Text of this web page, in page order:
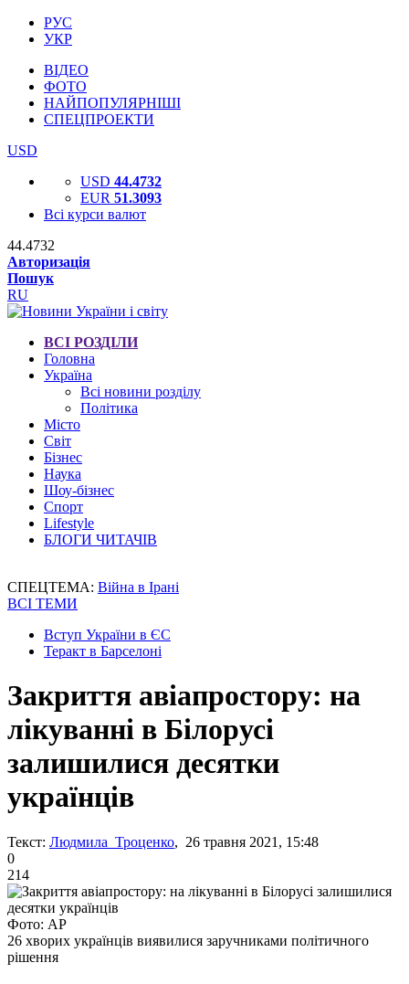
РУС
УКР
ВІДЕО
ФОТО
НАЙПОПУЛЯРНІШІ
СПЕЦПРОЕКТИ
USD
USD 44.4732
EUR 51.3093
Всі курси валют
44.4732
Авторизація
Пошук
RU
ВСІ РОЗДІЛИ
Головна
Україна
Всі новини розділу
Політика
Місто
Світ
Бізнес
Наука
Шоу-бізнес
Спорт
Lifestyle
БЛОГИ ЧИТАЧІВ
СПЕЦТЕМА: Війна в Ірані
ВСІ ТЕМИ
Вступ України в ЄС
Теракт в Барселоні
Закриття авіапростору: на
лікуванні в Білорусі
залишилися десятки
українців
Текст: Людмила Троценко, 26 травня 2021, 15:48
0
214
Фото: AP
26 хворих українців виявилися заручниками політичного
рішення